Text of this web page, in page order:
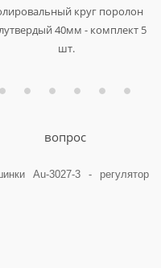
круг поролон
40мм - комплект 5
шт.
вопрос
Au-3027-3 - регулятор